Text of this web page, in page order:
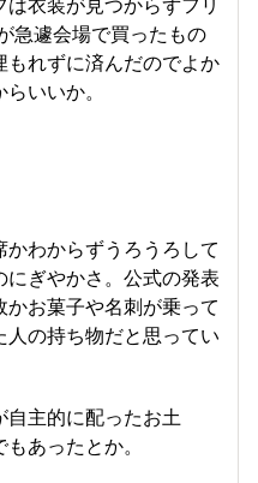
急遽会場で買ったもの
れずに済んだのでよか
いいか。
わからずうろうろして
ぎやかさ。公式の発表
お菓子や名刺が乗って
の持ち物だと思ってい
自主的に配ったお土
あったとか。